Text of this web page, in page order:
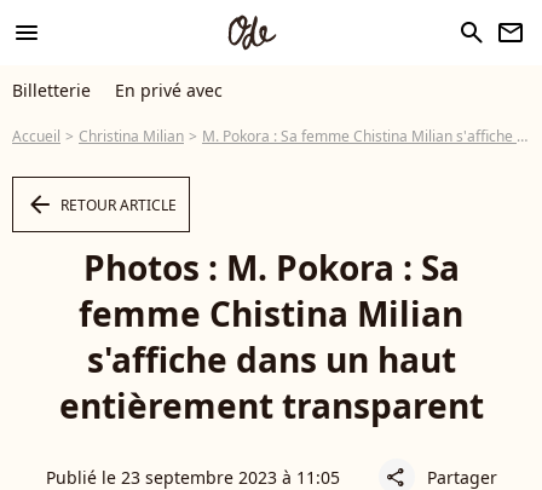
menu search newsletter
Billetterie En privé avec
Accueil Christina Milian M. Pokora : Sa femme Chistina Milian s'affiche dans un haut entièrement transparent
arrow_left RETOUR ARTICLE
Photos : M. Pokora : Sa
femme Chistina Milian
s'affiche dans un haut
entièrement transparent
Publié le 23 septembre 2023 à 11:05 share Partager